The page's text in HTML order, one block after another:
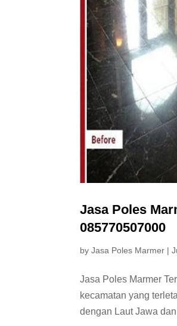
Jasa Poles
085770507000
byJasa Poles Marmer |
Jasa Poles Marmer
kecamatan yang
dengan Laut Jawa